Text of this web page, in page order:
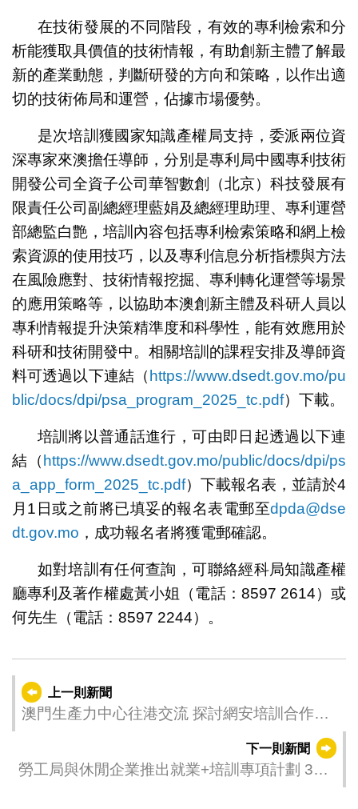
在技術發展的不同階段，有效的專利檢索和分
析能獲取具價值的技術情報，有助創新主體了解最
新的產業動態，判斷研發的方向和策略，以作出適
切的技術佈局和運營，佔據市場優勢。
是次培訓獲國家知識產權局支持，委派兩位資
深專家來澳擔任導師，分別是專利局中國專利技術
開發公司全資子公司華智數創（北京）科技發展有
限責任公司副總經理藍娟及總經理助理、專利運營
部總監白艶，培訓內容包括專利檢索策略和網上檢
索資源的使用技巧，以及專利信息分析指標與方法
在風險應對、技術情報挖掘、專利轉化運營等場景
的應用策略等，以協助本澳創新主體及科研人員以
專利情報提升決策精準度和科學性，能有效應用於
科研和技術開發中。相關培訓的課程安排及導師資
料可透過以下連結（ https://www.dsedt.gov.mo/pu
blic/docs/dpi/psa_program_2025_tc.pdf）下載。
培訓將以普通話進行，可由即日起透過以下連
結（ https://www.dsedt.gov.mo/public/docs/dpi/ps
a_app_form_2025_tc.pdf）下載報名表，並請於4
月1日或之前將已填妥的報名表電郵至dpda@dse
dt.gov.mo ，成功報名者將獲電郵確認。
如對培訓有任何查詢，可聯絡經科局知識產權
廳專利及著作權處黃小姐（電話：8597 2614）或
何先生（電話：8597 2244）。
上一則新聞
澳門生產力中心往港交流 探討網安培訓合作及
下一則新聞
勞工局與休閒企業推出就業+培訓專項計劃 3月